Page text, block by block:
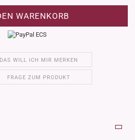
DAS WILL ICH MIR MERKEN
FRAGE ZUM PRODUKT